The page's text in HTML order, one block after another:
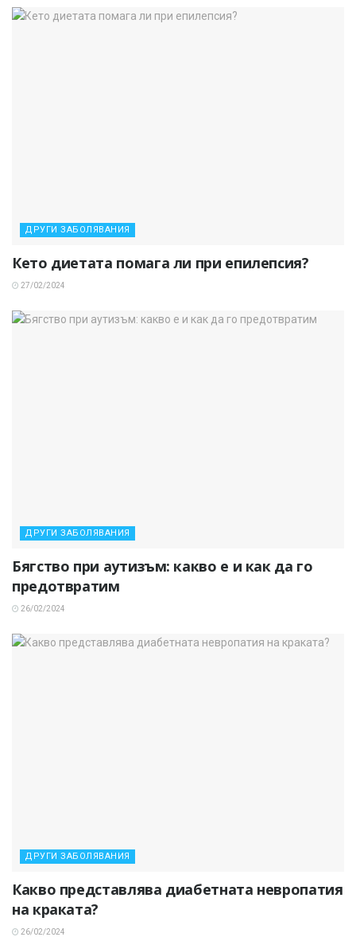
ДРУГИ ЗАБОЛЯВАНИЯ
Кето диетата помага ли при епилепсия?
27/02/2024
ДРУГИ ЗАБОЛЯВАНИЯ
Бягство при аутизъм: какво е и как да го
предотвратим
26/02/2024
ДРУГИ ЗАБОЛЯВАНИЯ
Какво представлява диабетната невропатия
на краката?
26/02/2024